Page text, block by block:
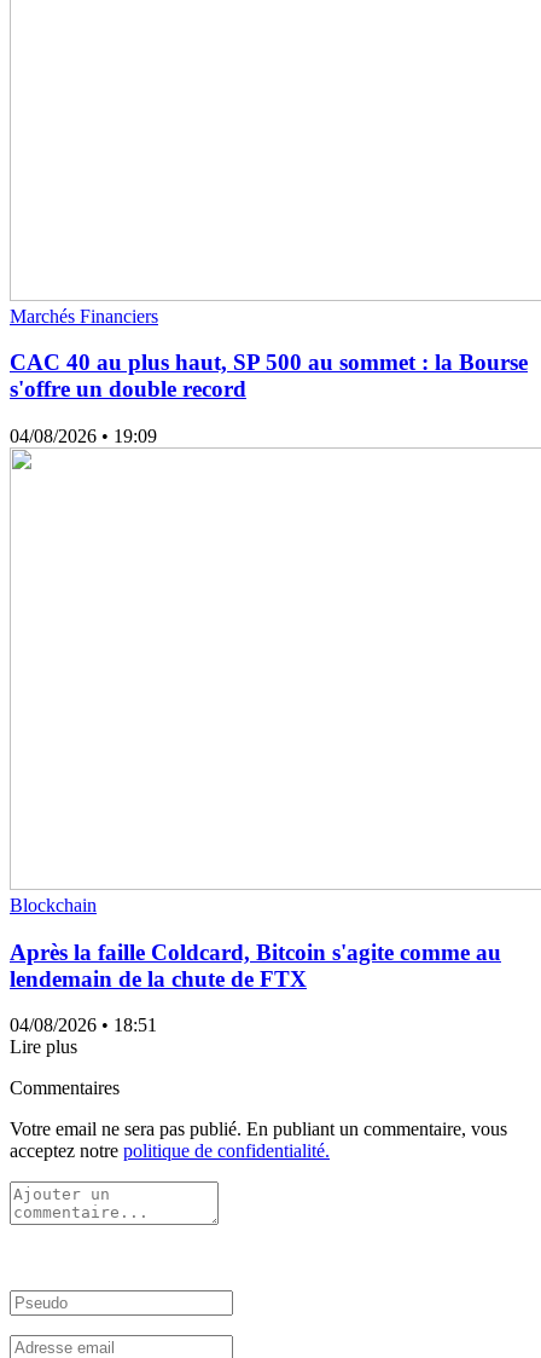
Marchés Financiers
CAC 40 au plus haut, SP 500 au sommet : la Bourse
s'offre un double record
04/08/2026 • 19:09
Blockchain
Après la faille Coldcard, Bitcoin s'agite comme au
lendemain de la chute de FTX
04/08/2026 • 18:51
Lire plus
Commentaires
Votre email ne sera pas publié. En publiant un commentaire, vous
acceptez notre politique de confidentialité.